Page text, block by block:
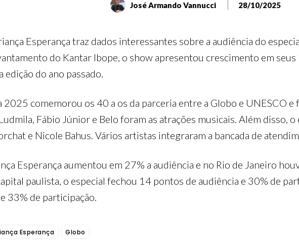
José Armando Vannucci 28/10/2025
Esperança traz dados interessantes sobre a audiência do
do Kantar Ibope, o show apresentou crescimento em seus
edição do ano passado.
2025 comemorou os 40 a os da parceria entre a Globo e UNESCO
Fábio Júnior e Belo foram as atrações musicais. Além disso,
e Nicole Bahus. Vários artistas integraram a bancada de
Esperança aumentou em 27% a audiência e no Rio de Janeiro
paulista, o especial fechou 14 pontos de audiência e 30% de
33% de participação.
Esperança Globo